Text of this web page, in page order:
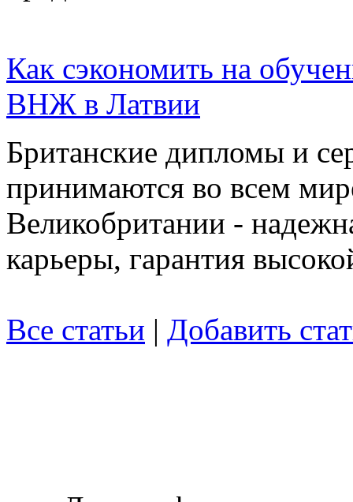
Как сэкономить на
ВНЖ в Латвии
Британские дипломы и
принимаются во всем
Великобритании -
карьеры, гарантия
Все статьи | Добавить